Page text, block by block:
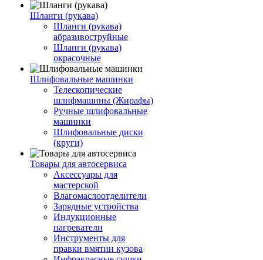
Шланги (рукава)
Шланги (рукава)
абразивоструйные
Шланги (рукава)
окрасочные
Шлифовальные машинки
Телескопические
шлифмашины (Жирафы)
Ручные шлифовальные
машинки
Шлифовальные диски
(круги)
Товары для автосервиса
Аксессуары для
мастерской
Влагомаслоотделители
Зарядные устройства
Индукционные
нагреватели
Инструменты для
правки вмятин кузова